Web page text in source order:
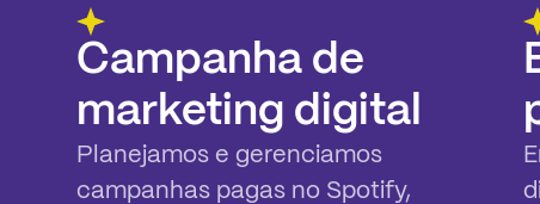
Campanha de
marketing digital
Planejamos e gerenciamos
campanhas pagas no Spotify,